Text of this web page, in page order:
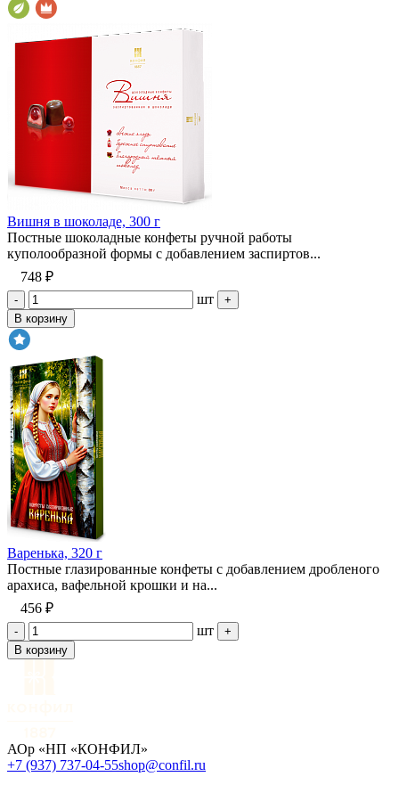
Вишня в шоколаде, 300 г
Постные шоколадные конфеты ручной работы
куполообразной формы с добавлением заспиртов...
748 ₽
- шт
+
В корзину
Варенька, 320 г
Постные глазированные конфеты с добавлением дробленого
арахиса, вафельной крошки и на...
456 ₽
- шт
+
В корзину
АОр «НП «КОНФИЛ»
+7 (937) 737-04-55shop@confil.ru